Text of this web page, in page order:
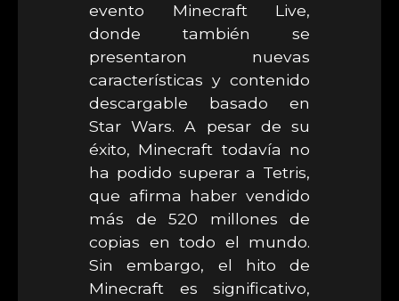
evento Minecraft Live,
donde también se
presentaron nuevas
características y contenido
descargable basado en
Star Wars. A pesar de su
éxito, Minecraft todavía no
ha podido superar a Tetris,
que afirma haber vendido
más de 520 millones de
copias en todo el mundo.
Sin embargo, el hito de
Minecraft es significativo,